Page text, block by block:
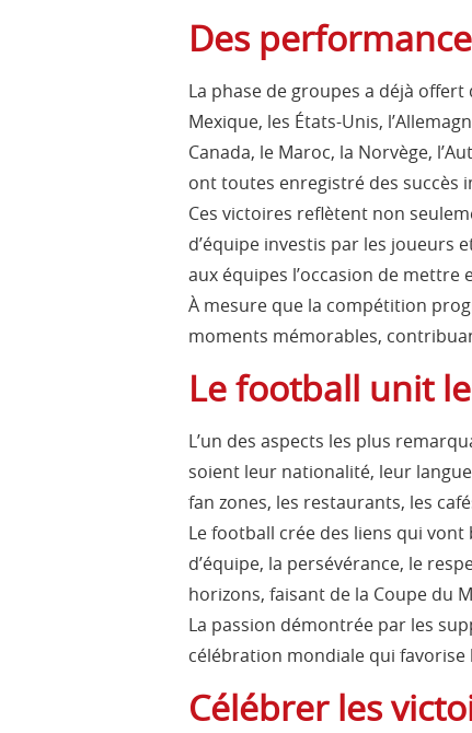
Des
La phase de groupes a déjà
Mexique, les États-Unis,
Canada, le Maroc, la Norvège,
ont toutes enregistré des
Ces victoires reflètent non
d’équipe investis par les joueurs
aux équipes l’occasion de
À mesure que la compétition
moments mémorables,
Le football unit
L’un des aspects les plus
soient leur nationalité, leur
fan zones, les restaurants, les
Le football crée des liens qui
d’équipe, la persévérance, le
horizons, faisant de la Coupe du
La passion démontrée par les
célébration mondiale qui favorise
Célébrer les